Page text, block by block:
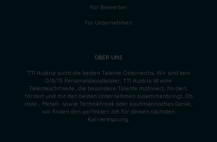
Für Bewerber
Für Unternehmen
ÜBER UNS
TTI Austria sucht die besten Talente Österreichs. Wir sind kein
0/8/15 Personaldienstleister, TTI Austria ist eine
Talenteschmiede, die besondere Talente motiviert, fordert,
fördert und mit den besten Unternehmen zusammenbringt. Ob
Holz-, Metall- sowie Technikfreak oder kaufmännisches Genie,
wir finden den perfekten Job für deinen nächsten
Karrieresprung.